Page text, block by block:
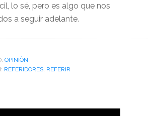
lo sé, pero es algo que nos
a seguir adelante.
OPINIÒN
REFERIDORES, REFERIR